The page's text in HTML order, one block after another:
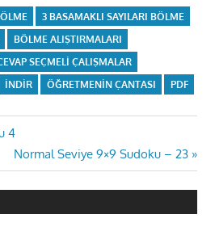
3 BASAMAKLI SAYILARI BÖLME
BÖLME ALIŞTIRMALARI
SEÇMELI ÇALIŞMALAR
INDIR ÖĞRETMENIN ÇANTASI PDF
4
Next
Post:
Normal Seviye 9×9 Sudoku – 23